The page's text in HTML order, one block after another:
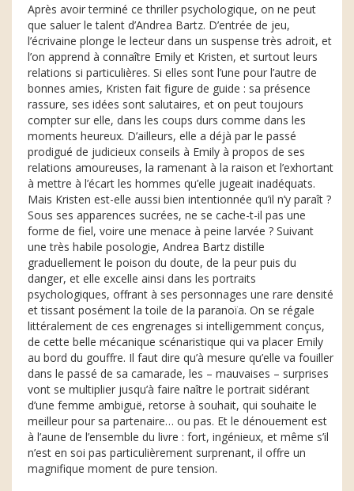
Après avoir terminé ce thriller psychologique, on ne peut
que saluer le talent d’Andrea Bartz. D’entrée de jeu,
l’écrivaine plonge le lecteur dans un suspense très adroit, et
l’on apprend à connaître Emily et Kristen, et surtout leurs
relations si particulières. Si elles sont l’une pour l’autre de
bonnes amies, Kristen fait figure de guide : sa présence
rassure, ses idées sont salutaires, et on peut toujours
compter sur elle, dans les coups durs comme dans les
moments heureux. D’ailleurs, elle a déjà par le passé
prodigué de judicieux conseils à Emily à propos de ses
relations amoureuses, la ramenant à la raison et l’exhortant
à mettre à l’écart les hommes qu’elle jugeait inadéquats.
Mais Kristen est-elle aussi bien intentionnée qu’il n’y paraît ?
Sous ses apparences sucrées, ne se cache-t-il pas une
forme de fiel, voire une menace à peine larvée ? Suivant
une très habile posologie, Andrea Bartz distille
graduellement le poison du doute, de la peur puis du
danger, et elle excelle ainsi dans les portraits
psychologiques, offrant à ses personnages une rare densité
et tissant posément la toile de la paranoïa. On se régale
littéralement de ces engrenages si intelligemment conçus,
de cette belle mécanique scénaristique qui va placer Emily
au bord du gouffre. Il faut dire qu’à mesure qu’elle va fouiller
dans le passé de sa camarade, les – mauvaises – surprises
vont se multiplier jusqu’à faire naître le portrait sidérant
d’une femme ambiguë, retorse à souhait, qui souhaite le
meilleur pour sa partenaire… ou pas. Et le dénouement est
à l’aune de l’ensemble du livre : fort, ingénieux, et même s’il
n’est en soi pas particulièrement surprenant, il offre un
magnifique moment de pure tension.